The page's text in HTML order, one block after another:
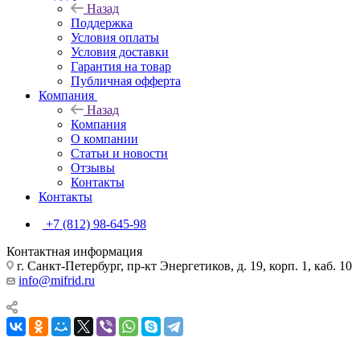
Назад
Поддержка
Условия оплаты
Условия доставки
Гарантия на товар
Публичная офферта
Компания
Назад
Компания
О компании
Статьи и новости
Отзывы
Контакты
Контакты
+7 (812) 98-645-98
Контактная информация
г. Санкт-Петербург, пр-кт Энергетиков, д. 19, корп. 1, каб. 10
info@mifrid.ru